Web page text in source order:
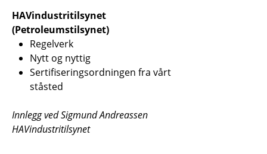
HAVindustritilsynet
(Petroleumstilsynet)
Regelverk
Nytt og nyttig
Sertifiseringsordningen fra vårt
ståsted
Innlegg ved Sigmund Andreassen
HAVindustritilsynet